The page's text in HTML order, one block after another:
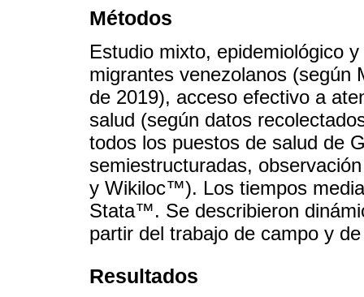
Métodos
Estudio mixto, epidemiológico
migrantes venezolanos (según
de 2019), acceso efectivo a
salud (según datos
todos los puestos de salud de
semiestructuradas,
y Wikiloc™). Los tiempos
Stata™. Se describieron
partir del trabajo de campo y
Resultados